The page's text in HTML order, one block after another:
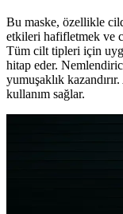
Bu maske, özellikle
etkileri hafifletmek ve
Tüm cilt tipleri için
hitap eder.
yumuşaklık
kullanım sağlar.